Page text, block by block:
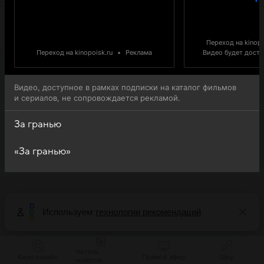
Переход на kinopoisk.ru • Реклама
Переход на
Видео будет
Видео, доступное в рамках подписки на каталог фильмов
и сериалов, не сопровождается рекламой.
За гранью
«За гранью»